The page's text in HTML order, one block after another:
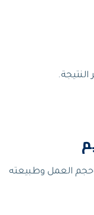
العمل وطبيعته